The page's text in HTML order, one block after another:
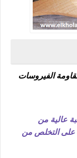
الفيروسات
عالية من
على التخلص من